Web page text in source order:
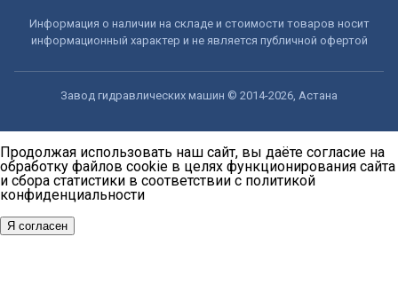
Информация о наличии на складе и стоимости товаров носит
информационный характер и не является публичной офертой
Завод гидравлических машин © 2014-2026, Астана
Продолжая использовать наш сайт, вы даёте согласие на
обработку файлов cookie в целях функционирования сайта
и сбора статистики в соответствии с политикой
конфиденциальности
Я согласен